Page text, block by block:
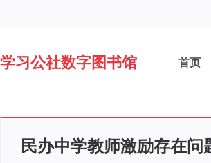
学习公社数字图书馆 首页
民办中学教师激励存在